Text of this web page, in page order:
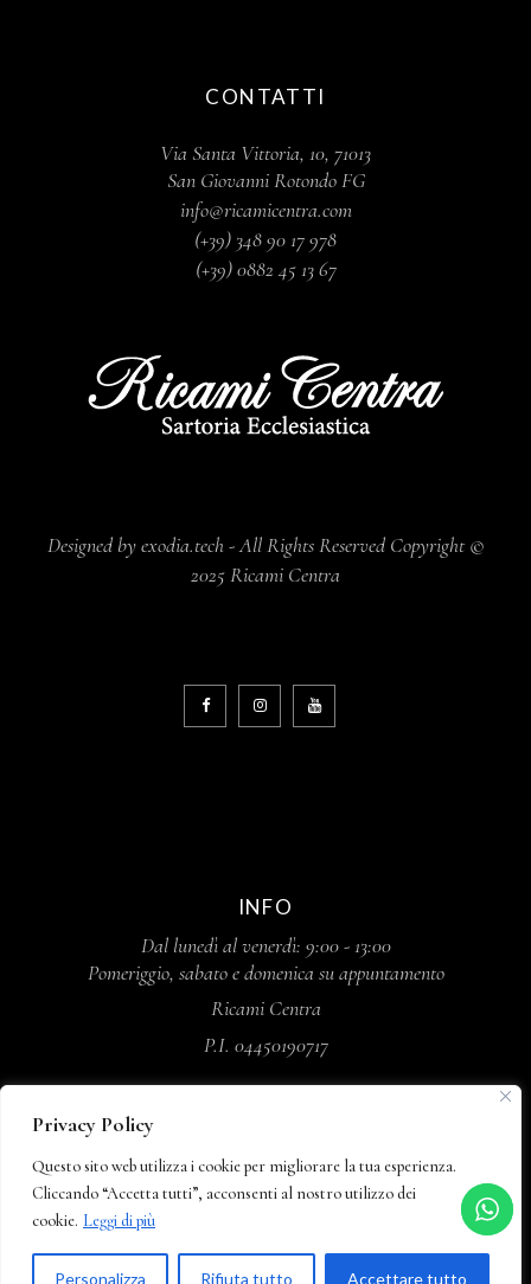
Privacy Policy
Questo sito web utilizza i cookie per migliorare la tua esperienza.
Cliccando “Accetta tutti”, acconsenti al nostro utilizzo dei
cookie. Leggi di più
Personalizza Rifiuta tutto Accettare tutto
CONTATTI
Via Santa Vittoria, 10, 71013
San Giovanni Rotondo FG
info@ricamicentra.com
(+39) 348 90 17 978
(+39) 0882 45 13 67
Designed by exodia.tech - All Rights Reserved Copyright ©
2025 Ricami Centra
INFO
Dal lunedì al venerdì: 9:00 - 13:00
Pomeriggio, sabato e domenica su appuntamento
Ricami Centra
P.I. 04450190717
IT